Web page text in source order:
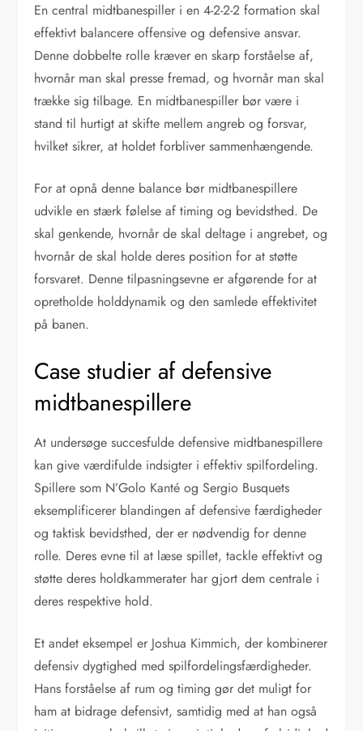
En central midtbanespiller i en 4-2-2-2 formation skal
effektivt balancere offensive og defensive ansvar.
Denne dobbelte rolle kræver en skarp forståelse af,
hvornår man skal presse fremad, og hvornår man skal
trække sig tilbage. En midtbanespiller bør være i
stand til hurtigt at skifte mellem angreb og forsvar,
hvilket sikrer, at holdet forbliver sammenhængende.
For at opnå denne balance bør midtbanespillere
udvikle en stærk følelse af timing og bevidsthed. De
skal genkende, hvornår de skal deltage i angrebet, og
hvornår de skal holde deres position for at støtte
forsvaret. Denne tilpasningsevne er afgørende for at
opretholde holddynamik og den samlede effektivitet
på banen.
Case studier af defensive
midtbanespillere
At undersøge succesfulde defensive midtbanespillere
kan give værdifulde indsigter i effektiv spilfordeling.
Spillere som N’Golo Kanté og Sergio Busquets
eksemplificerer blandingen af defensive færdigheder
og taktisk bevidsthed, der er nødvendig for denne
rolle. Deres evne til at læse spillet, tackle effektivt og
støtte deres holdkammerater har gjort dem centrale i
deres respektive hold.
Et andet eksempel er Joshua Kimmich, der kombinerer
defensiv dygtighed med spilfordelingsfærdigheder.
Hans forståelse af rum og timing gør det muligt for
ham at bidrage defensivt, samtidig med at han også